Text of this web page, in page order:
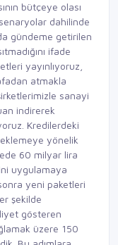
bütçeye olası
dahilinde
gündeme getirilen
ifade
yayınlıyoruz,
atmakla
sanayi
indirerek
Kredilerdeki
yönelik
60 milyar lira
uygulamaya
yeni paketleri
şekilde
gösteren
üzere 150